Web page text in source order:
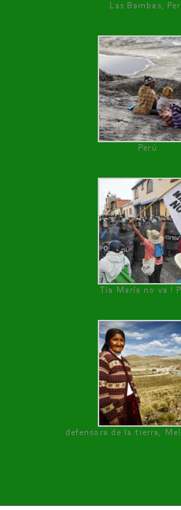
Las Bambas,
Perú
Tía María no va !
defensora de la tierra,